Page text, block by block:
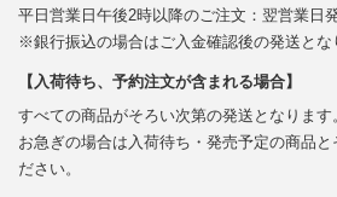
平日営業日午後2時以降のご注文：翌営業日
※銀行振込の場合はご入金確認後の発送とな
【入荷待ち、予約注文が含まれる場合】
すべての商品がそろい次第の発送となります
お急ぎの場合は入荷待ち・発売予定の商品と
ださい。